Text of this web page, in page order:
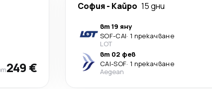
249 €
София- Кайро 15 дни
вт 19 яну
SOF-CAI· 1 прекачване
LOT
вт 02 фев
CAI-SOF· 1 прекачване
Aegean